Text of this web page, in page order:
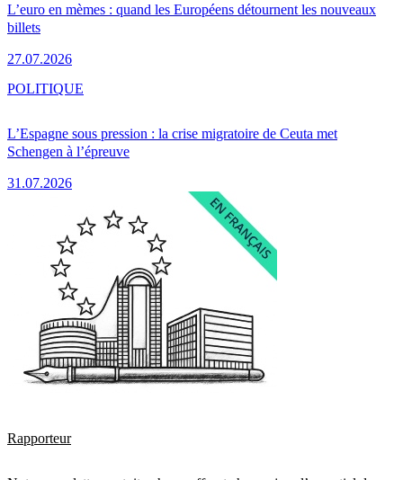
L’euro en mèmes : quand les Européens détournent les nouveaux
billets
27.07.2026
L’Espagne sous pression : la crise migratoire de Ceuta met
Schengen à l’épreuve
31.07.2026
POLITIQUE
Rapporteur